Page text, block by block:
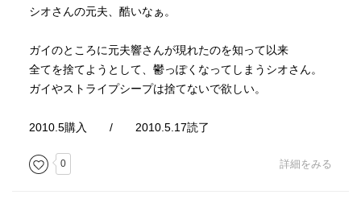
シオさんの元夫、酷いなぁ。
ガイのところに元夫響さんが現れたのを知って以来
全てを捨てようとして、鬱っぽくなってしまうシオさん。
ガイやストライプシープは捨てないで欲しい。
2010.5購入 / 2010.5.17読了
0 詳細をみる